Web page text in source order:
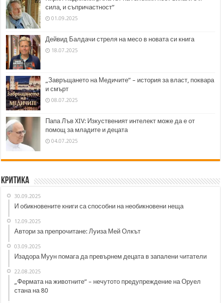
сила, и съпричастност“
01.09.2025
Дейвид Балдачи стреля на месо в новата си книга
18.07.2025
„Завръщането на Медичите“ – история за власт, поквара
и смърт
08.07.2025
Папа Лъв XIV: Изкуственият интелект може да е от
помощ за младите и децата
04.07.2025
Критика
30.09.2025
И обикновените книги са способни на необикновени неща
12.09.2025
Автори за препрочитане: Луиза Мей Олкът
03.09.2025
Изадора Муун помага да превърнем децата в запалени читатели
22.08.2025
„Фермата на животните“ – нечутото предупреждение на Оруел
стана на 80